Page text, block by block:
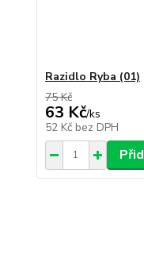
Razidlo Ryba (01)
75 Kč
63 Kč/ks
52 Kč bez DPH